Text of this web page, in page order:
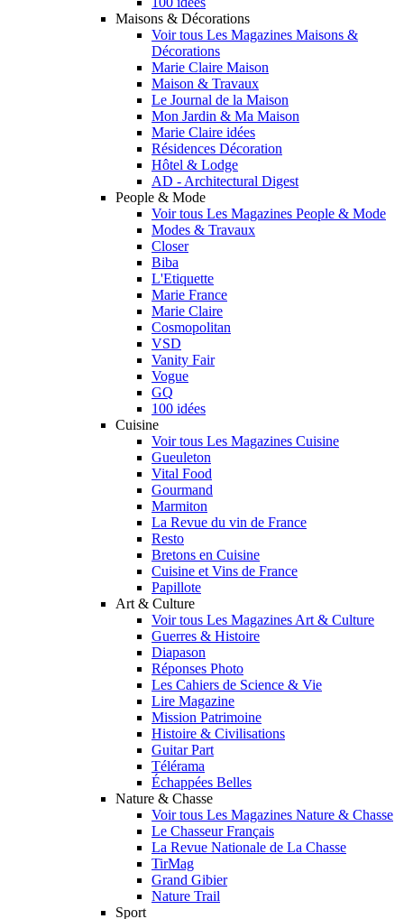
Maisons & Décorations
Voir tous Les Magazines Maisons &
Décorations
Marie Claire Maison
Maison & Travaux
Le Journal de la Maison
Mon Jardin & Ma Maison
Marie Claire idées
Résidences Décoration
Hôtel & Lodge
AD - Architectural Digest
People & Mode
Voir tous Les Magazines People & Mode
Modes & Travaux
Closer
Biba
L'Etiquette
Marie France
Marie Claire
Cosmopolitan
VSD
Vanity Fair
Vogue
GQ
100 idées
Cuisine
Voir tous Les Magazines Cuisine
Gueuleton
Vital Food
Gourmand
Marmiton
La Revue du vin de France
Resto
Bretons en Cuisine
Cuisine et Vins de France
Papillote
Art & Culture
Voir tous Les Magazines Art & Culture
Guerres & Histoire
Diapason
Réponses Photo
Les Cahiers de Science & Vie
Lire Magazine
Mission Patrimoine
Histoire & Civilisations
Guitar Part
Télérama
Échappées Belles
Nature & Chasse
Voir tous Les Magazines Nature & Chasse
Le Chasseur Français
La Revue Nationale de La Chasse
TirMag
Grand Gibier
Nature Trail
Sport